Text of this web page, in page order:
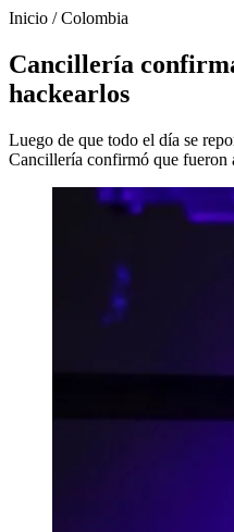
Inicio /Colombia
Cancillería
hackearlos
Luego de que todo el día se
Cancillería confirmó que fueron